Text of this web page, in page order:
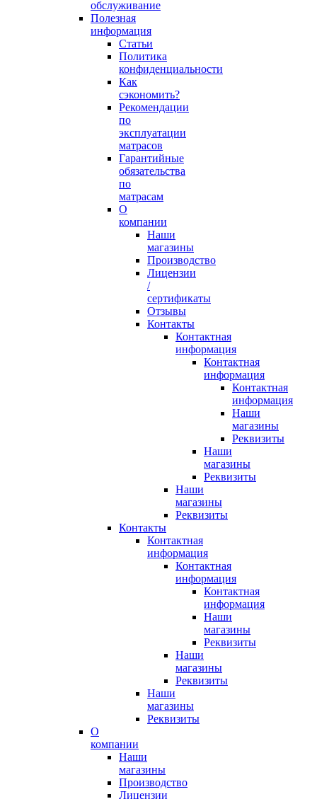
обслуживание
Полезная
информация
Статьи
Политика
конфиденциальности
Как
сэкономить?
Рекомендации
по
эксплуатации
матрасов
Гарантийные
обязательства
по
матрасам
О
компании
Наши
магазины
Производство
Лицензии
/
сертификаты
Отзывы
Контакты
Контактная
информация
Контактная
информация
Контактная
информация
Наши
магазины
Реквизиты
Наши
магазины
Реквизиты
Наши
магазины
Реквизиты
Контакты
Контактная
информация
Контактная
информация
Контактная
информация
Наши
магазины
Реквизиты
Наши
магазины
Реквизиты
Наши
магазины
Реквизиты
О
компании
Наши
магазины
Производство
Лицензии